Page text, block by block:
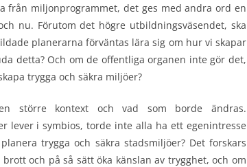
från miljonprogrammet, det ges med andra ord en
nu. Förutom det högre utbildningsväsendet, ska
planerarna förväntas lära sig om hur vi skapar
detta? Och om de offentliga organen inte gör det,
trygga och säkra miljöer?
större kontext och vad som borde ändras.
lever i symbios, torde inte alla ha ett egenintresse
trygga och säkra stadsmiljöer? Det forskars
och på så sätt öka känslan av trygghet, och om